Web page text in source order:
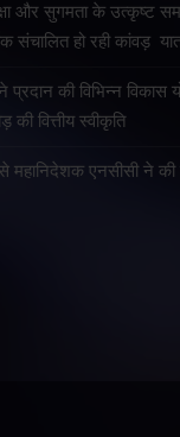
और सुगमता के उत्कृष्ट
संचालित हो रही कांवड़
प्रदान की विभिन्न
की वित्तीय स्वीकृति
महानिदेशक एनसीसी ने की
Share
सचिव आनंद
राज्य
केंद्र पहुंचकर
उत्पन्न स्थिति की